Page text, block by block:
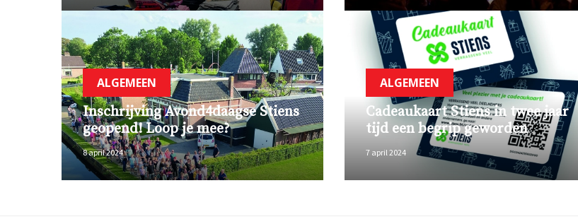
ALGEMEEN
Inschrijving Avond4daagse Stiens
geopend! Loop je mee?
8 april 2024
ALGEMEEN
Cadeaukaart Stiens in twee jaar
tijd een begrip geworden
7 april 2024